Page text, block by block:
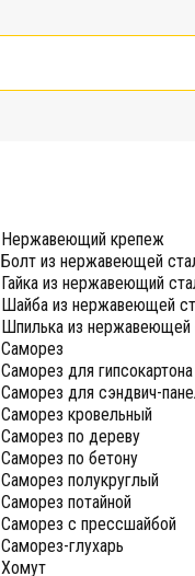
Нержавеющий крепеж
Болт из нержавеющей
Гайка из нержавеющий
Шайба из нержавеющей
Шпилька из нержавеющей
Саморез
Саморез для гипсокартона
Саморез для сэндвич-
Саморез кровельный
Саморез по дереву
Саморез по бетону
Саморез полукруглый
Саморез потайной
Саморез с прессшайбой
Саморез-глухарь
Хомут